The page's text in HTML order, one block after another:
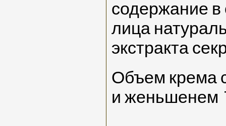
содержание в
лица
экстракта
Объем крема
и женьшенем